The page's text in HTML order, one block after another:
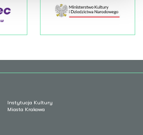
Instytucja Kultury
Miasta Krakowa